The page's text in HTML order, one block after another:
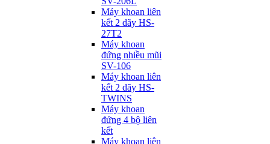
Máy khoan liên
kết 2 dãy HS-
27T2
Máy khoan
đứng nhiều mũi
SV-106
Máy khoan liên
kết 2 dãy HS-
TWINS
Máy khoan
đứng 4 bộ liên
kết
Máy khoan liên